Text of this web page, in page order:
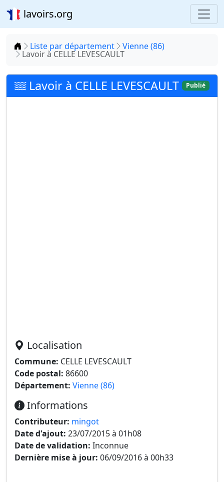
lavoirs.org
Accueil
Liste par département Vienne (86)
Lavoir à CELLE LEVESCAULT
Lavoir à CELLE LEVESCAULT Publié
Localisation
Commune: CELLE LEVESCAULT
Code postal: 86600
Département: Vienne (86)
Informations
Contributeur: mingot
Date d'ajout: 23/07/2015 à 01h08
Date de validation: Inconnue
Dernière mise à jour: 06/09/2016 à 00h33